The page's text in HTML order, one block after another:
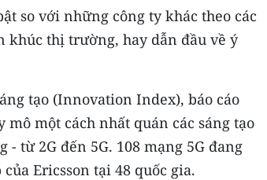
so với những công ty khác theo các
khúc thị trường, hay dẫn đầu về ý
tạo (Innovation Index), báo cáo
một cách nhất quán các sáng tạo
từ 2G đến 5G. 108 mạng 5G đang
Ericsson tại 48 quốc gia.